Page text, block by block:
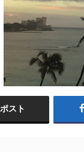
ポスト